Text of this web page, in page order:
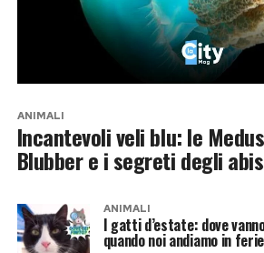
ANIMALI
Incantevoli veli blu: le
Blubber e i segreti degli
ANIMALI
I gatti d’estate: dove
quando noi andiamo in